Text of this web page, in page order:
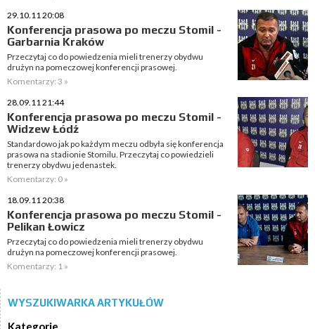
29.10.11 20:08
Konferencja prasowa po meczu Stomil -
Garbarnia Kraków
Przeczytaj co do powiedzenia mieli trenerzy obydwu
drużyn na pomeczowej konferencji prasowej.
Komentarzy: 3 »
28.09.11 21:44
Konferencja prasowa po meczu Stomil -
Widzew Łódź
Standardowo jak po każdym meczu odbyła się konferencja
prasowa na stadionie Stomilu. Przeczytaj co powiedzieli
trenerzy obydwu jedenastek.
Komentarzy: 0 »
18.09.11 20:38
Konferencja prasowa po meczu Stomil -
Pelikan Łowicz
Przeczytaj co do powiedzenia mieli trenerzy obydwu
drużyn na pomeczowej konferencji prasowej.
Komentarzy: 1 »
WYSZUKIWARKA ARTYKUŁÓW
Kategorie